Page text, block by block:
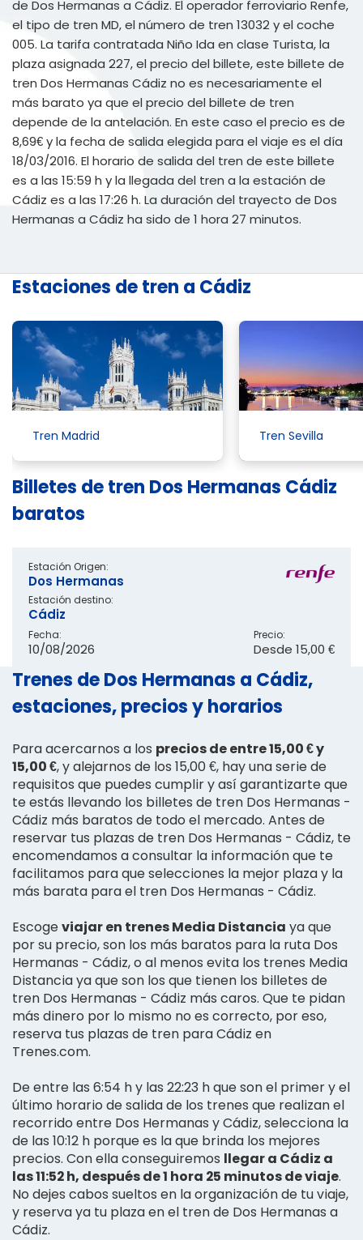
de Dos Hermanas a Cádiz. El operador ferroviario Renfe,
el tipo de tren MD, el número de tren 13032 y el coche
005. La tarifa contratada Niño Ida en clase Turista, la
plaza asignada 227, el precio del billete, este billete de
tren Dos Hermanas Cádiz no es necesariamente el
más barato ya que el precio del billete de tren
depende de la antelación. En este caso el precio es de
8,69€ y la fecha de salida elegida para el viaje es el día
18/03/2016. El horario de salida del tren de este billete
es a las 15:59 h y la llegada del tren a la estación de
Cádiz es a las 17:26 h. La duración del trayecto de Dos
Hermanas a Cádiz ha sido de 1 hora 27 minutos.
Estaciones de tren a Cádiz
Tren Madrid Tren Sevilla
Billetes de tren Dos Hermanas Cádiz
baratos
Estación Origen:
Dos Hermanas
Estación destino:
Cádiz
Fecha:
10/08/2026
Precio:
Desde 15,00 €
Trenes de Dos Hermanas a Cádiz,
estaciones, precios y horarios
Para acercarnos a los precios de entre 15,00 € y
15,00 €, y alejarnos de los 15,00 €, hay una serie de
requisitos que puedes cumplir y así garantizarte que
te estás llevando los billetes de tren Dos Hermanas -
Cádiz más baratos de todo el mercado. Antes de
reservar tus plazas de tren Dos Hermanas - Cádiz, te
encomendamos a consultar la información que te
facilitamos para que selecciones la mejor plaza y la
más barata para el tren Dos Hermanas - Cádiz.
Escogeviajar en trenes Media Distancia ya que
por su precio, son los más baratos para la ruta Dos
Hermanas - Cádiz, o al menos evita los trenes Media
Distancia ya que son los que tienen los billetes de
tren Dos Hermanas - Cádiz más caros. Que te pidan
más dinero por lo mismo no es correcto, por eso,
reserva tus plazas de tren para Cádiz en
Trenes.com.
De entre las 6:54 h y las 22:23 h que son el primer y el
último horario de salida de los trenes que realizan el
recorrido entre Dos Hermanas y Cádiz, selecciona la
de las 10:12 h porque es la que brinda los mejores
precios. Con ella conseguiremos llegar a Cádiz a
las 11:52 h, después de 1 hora 25 minutos de viaje.
No dejes cabos sueltos en la organización de tu viaje,
y reserva ya tu plaza en el tren de Dos Hermanas a
Cádiz.